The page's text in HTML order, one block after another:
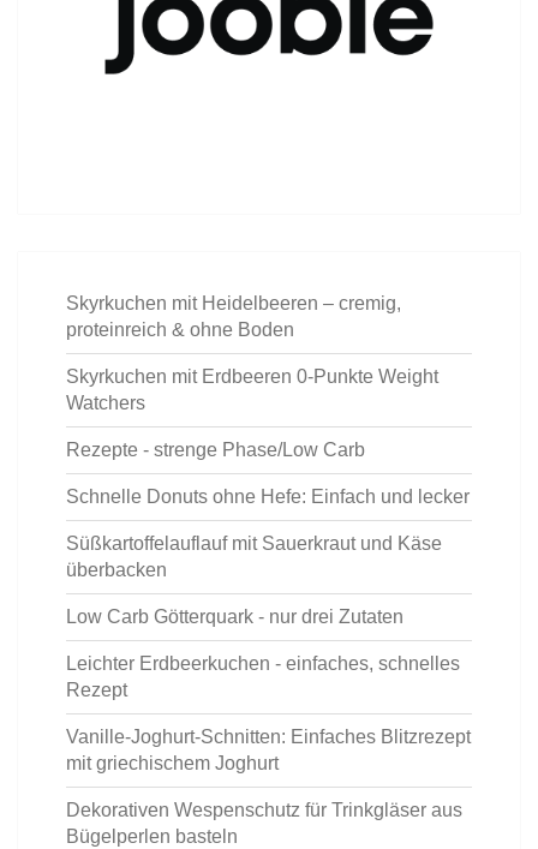
Skyrkuchen mit Heidelbeeren – cremig,
proteinreich & ohne Boden
Skyrkuchen mit Erdbeeren 0-Punkte Weight
Watchers
Rezepte - strenge Phase/Low Carb
Schnelle Donuts ohne Hefe: Einfach und lecker
Süßkartoffelauflauf mit Sauerkraut und Käse
überbacken
Low Carb Götterquark - nur drei Zutaten
Leichter Erdbeerkuchen - einfaches, schnelles
Rezept
Vanille-Joghurt-Schnitten: Einfaches Blitzrezept
mit griechischem Joghurt
Dekorativen Wespenschutz für Trinkgläser aus
Bügelperlen basteln